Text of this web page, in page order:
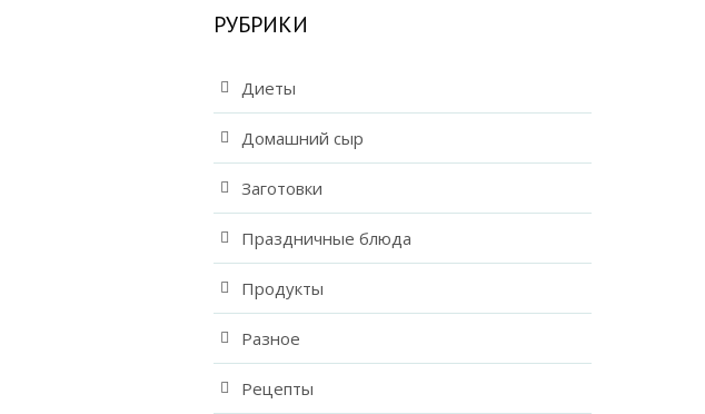
РУБРИКИ
Диеты
Домашний сыр
Заготовки
Праздничные блюда
Продукты
Разное
Рецепты